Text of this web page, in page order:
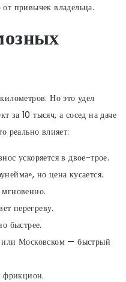
привычек владельца.
Но это удел
за 10 тысяч, а сосед на даче
реально влияет:
ускоряется в двое-трое.
но цена кусается.
перегреву.
быстрее.
или Московском — быстрый
фрикцион.